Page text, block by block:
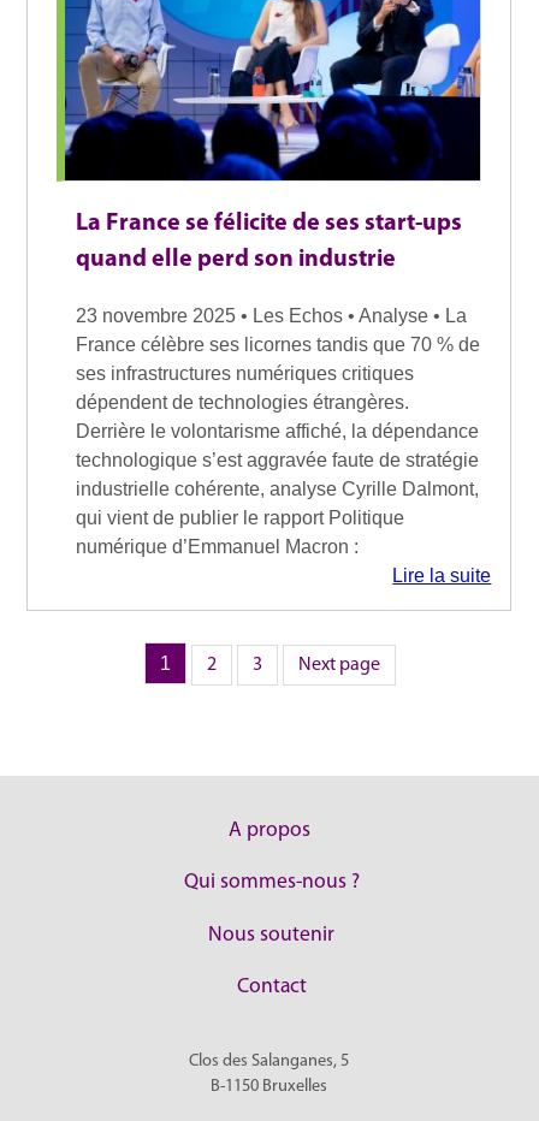
La France se félicite de ses start-ups
quand elle perd son industrie
23 novembre 2025 • Les Echos • Analyse • La
France célèbre ses licornes tandis que 70 % de
ses infrastructures numériques critiques
dépendent de technologies étrangères.
Derrière le volontarisme affiché, la dépendance
technologique s’est aggravée faute de stratégie
industrielle cohérente, analyse Cyrille Dalmont,
qui vient de publier le rapport Politique
numérique d’Emmanuel Macron :
Lire la suite
PaginationPage
1 Page
2 Page
3 Next page
A propos
Qui sommes-nous ?
Nous soutenir
Contact
Clos des Salanganes, 5
B-1150 Bruxelles